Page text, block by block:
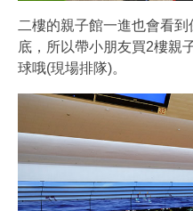
二樓的親子館一進也會看
底，所以帶小朋友買2樓親
球哦(現場排隊)。